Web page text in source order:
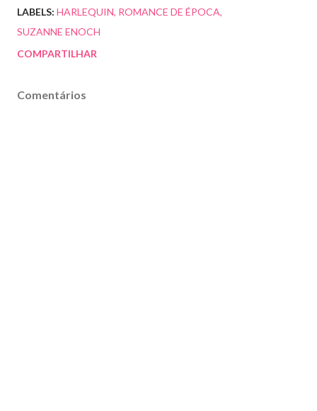
LABELS: HARLEQUIN ROMANCE DE ÉPOCA
SUZANNE ENOCH
COMPARTILHAR
Comentários